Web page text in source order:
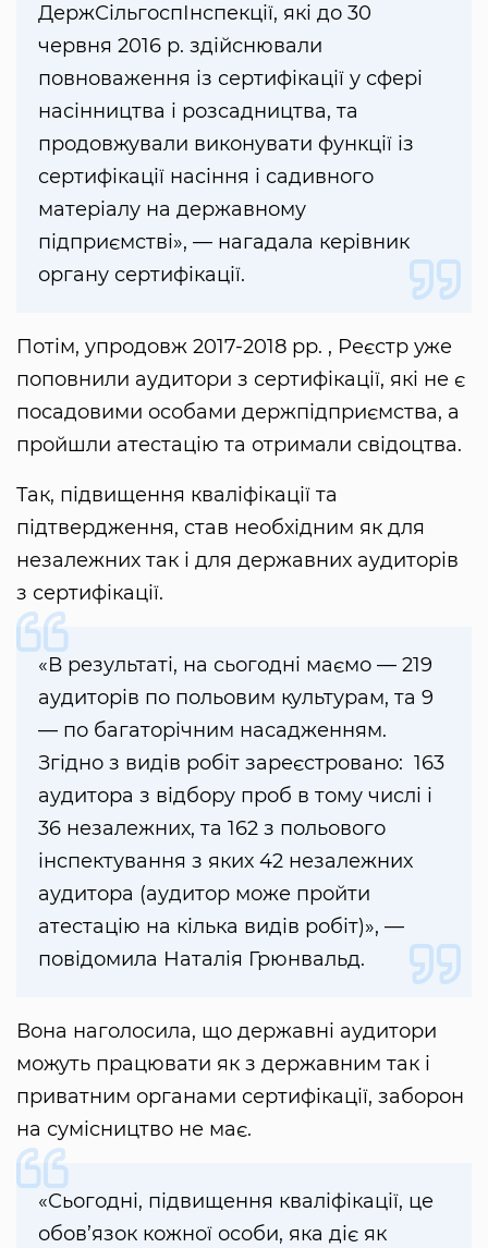
ДержСільгоспІнспекції, які до 30
червня 2016 р. здійснювали
повноваження із сертифікації у сфері
насінництва і розсадництва, та
продовжували виконувати функції із
сертифікації насіння і садивного
матеріалу на державному
підприємстві», — нагадала керівник
органу сертифікації.
Потім, упродовж 2017-2018 рр. , Реєстр уже
поповнили аудитори з сертифікації, які не є
посадовими особами держпідприємства, а
пройшли атестацію та отримали свідоцтва.
Так, підвищення кваліфікації та
підтвердження, став необхідним як для
незалежних так і для державних аудиторів
з сертифікації.
«В результаті, на сьогодні маємо — 219
аудиторів по польовим культурам, та 9
— по багаторічним насадженням.
Згідно з видів робіт зареєстровано: 163
аудитора з відбору проб в тому числі і
36 незалежних, та 162 з польового
інспектування з яких 42 незалежних
аудитора (аудитор може пройти
атестацію на кілька видів робіт)», —
повідомила Наталія Грюнвальд.
Вона наголосила, що державні аудитори
можуть працювати як з державним так і
приватним органами сертифікації, заборон
на сумісництво не має.
«Сьогодні, підвищення кваліфікації, це
обов’язок кожної особи, яка діє як